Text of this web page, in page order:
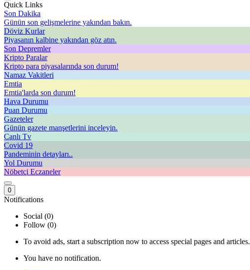
Quick Links
Son Dakika
Günün son gelişmelerine yakından bakın.
Döviz Kurlar
Piyasanın kalbine yakından göz atın.
Son Depremler
Kripto Paralar
Kripto para piyasalarında son durum!
Namaz Vakitleri
Emtia
Emtia'larda son durum!
Hava Durumu
Puan Durumu
Gazeteler
Günün gazete manşetlerini inceleyin.
Canlı Tv
Covid 19
Pandeminin detayları..
Yol Durumu
Nöbetçi Eczaneler
0
Notifications
Social (0)
Follow (0)
To avoid ads, start a subscription now to access special pages and articles.
You have no notification.